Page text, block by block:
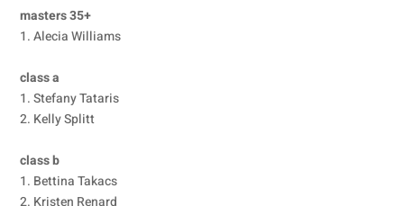
masters 35+
1. Alecia Williams
class a
1. Stefany Tataris
2. Kelly Splitt
class b
1. Bettina Takacs
2. Kristen Renard